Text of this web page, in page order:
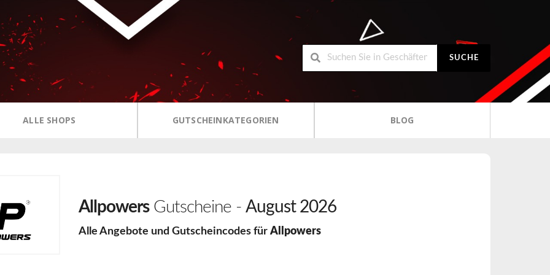
SUCHE
ALLE SHOPS GUTSCHEINKATEGORIEN BLOG
AllpowersGutscheine - August 2026
Alle Angebote und Gutscheincodes für Allpowers